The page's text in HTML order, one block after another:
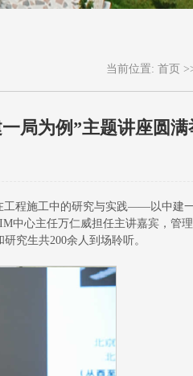
当前位置: 首页
局为例”主题讲座圆满
工程施工中的研究与实践——以中建
中心主任万仁威担任主讲嘉宾，管
究生共200余人到场聆听。